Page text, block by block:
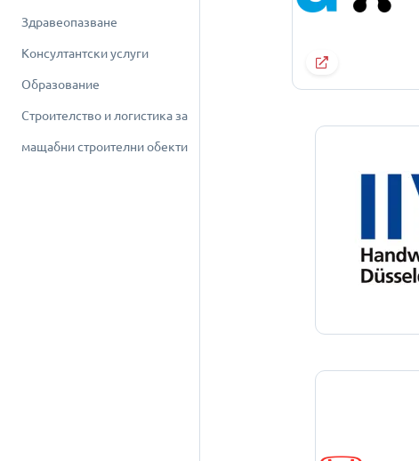
Здравеопазване
Консултантски услуги
Образование
Строителство и логистика за
мащабни строителни обекти